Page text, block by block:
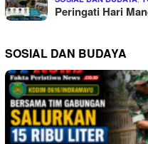
Peringati Hari
SOSIAL DAN BUDAYA